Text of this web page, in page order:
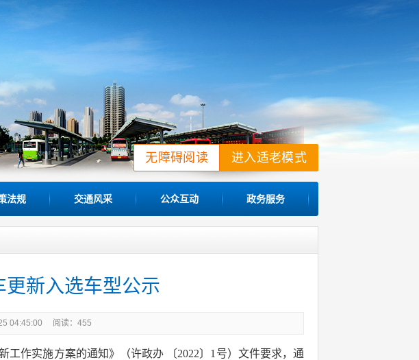
进入适老模式
无障碍阅读
法规 交通风采 公众互动 政务服务
新入选车型公示
04:45:00 阅读： 455
作实施方案的通知》（许政办 〔2022〕1号）文件要求，通